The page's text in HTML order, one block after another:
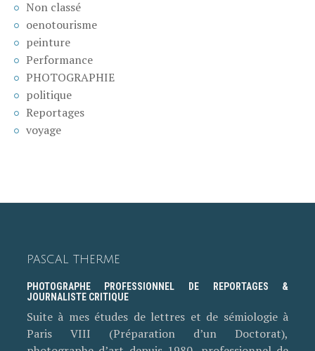
Non classé
oenotourisme
peinture
Performance
PHOTOGRAPHIE
politique
Reportages
voyage
PASCAL THERME
PHOTOGRAPHE PROFESSIONNEL DE REPORTAGES &
JOURNALISTE CRITIQUE
Suite à mes études de lettres et de sémiologie à
Paris VIII (Préparation d’un Doctorat),